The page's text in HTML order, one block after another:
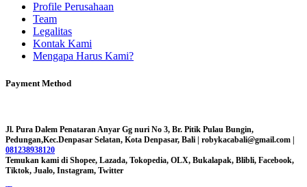
Profile Perusahaan
Team
Legalitas
Kontak Kami
Mengapa Harus Kami?
Payment Method
Jl. Pura Dalem Penataran Anyar Gg nuri No 3, Br. Pitik Pulau Bungin,
Pedungan,Kec.Denpasar Selatan, Kota Denpasar, Bali | robykacabali@gmail.com |
081238938120
Temukan kami di Shopee, Lazada, Tokopedia, OLX, Bukalapak, Blibli, Facebook,
Tiktok, Jualo, Instagram, Twitter